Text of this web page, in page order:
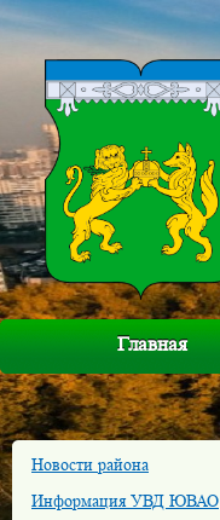
Главная
Новости района
Информация УВД ЮВАО